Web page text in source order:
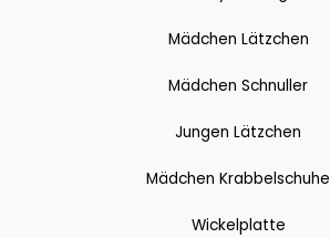
Mädchen Lätzchen
Mädchen Schnuller
Jungen Lätzchen
Mädchen Krabbelschuhe
Wickelplatte